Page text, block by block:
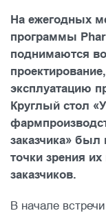
На ежегодных
программы
поднимаются
эксплуатацию
Круглый стол
заказчика»
точки зрения
заказчиков.
В начале